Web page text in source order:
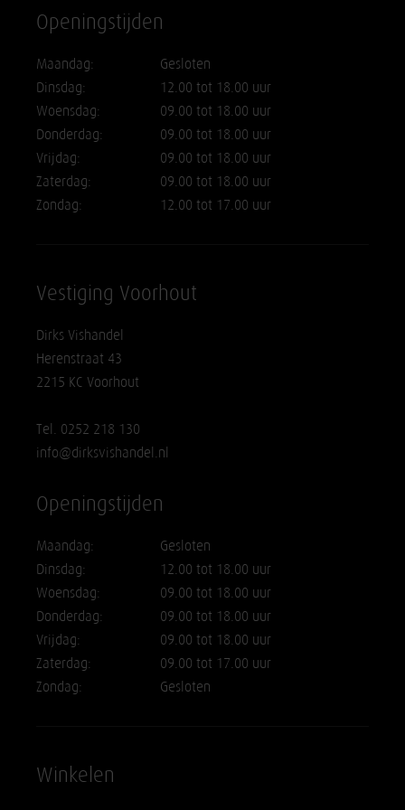
Openingstijden
Maandag:
Gesloten
Dinsdag:
12.00 tot 18.00 uur
Woensdag:
09.00 tot 18.00 uur
Donderdag:
09.00 tot 18.00 uur
Vrijdag:
09.00 tot 18.00 uur
Zaterdag:
09.00 tot 18.00 uur
Zondag:
12.00 tot 17.00 uur
Vestiging Voorhout
Dirks Vishandel
Herenstraat 43
2215 KC Voorhout
Tel. 0252 218 130
info@dirksvishandel.nl
Openingstijden
Maandag:
Gesloten
Dinsdag:
12.00 tot 18.00 uur
Woensdag:
09.00 tot 18.00 uur
Donderdag:
09.00 tot 18.00 uur
Vrijdag:
09.00 tot 18.00 uur
Zaterdag:
09.00 tot 17.00 uur
Zondag:
Gesloten
Winkelen